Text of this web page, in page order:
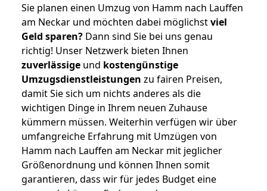
Sie planen einen Umzug von Hamm nach Lauffen
am Neckar und möchten dabei möglichstviel
Geld sparen? Dann sind Sie bei uns genau
richtig! Unser Netzwerk bieten Ihnen
zuverlässige und kostengünstige
Umzugsdienstleistungen zu fairen Preisen,
damit Sie sich um nichts anderes als die
wichtigen Dinge in Ihrem neuen Zuhause
kümmern müssen. Weiterhin verfügen wir über
umfangreiche Erfahrung mit Umzügen von
Hamm nach Lauffen am Neckar mit jeglicher
Größenordnung und können Ihnen somit
garantieren, dass wir für jedes Budget eine